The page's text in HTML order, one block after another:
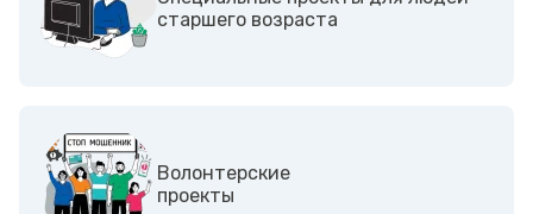
старшего возраста
Волонтерские
проекты